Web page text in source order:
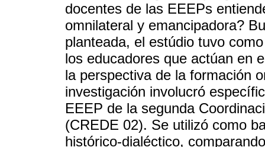
docentes de las EEEPs
omnilateral y emancipadora?
planteada, el estúdio tuvo
los educadores que actúan en
la perspectiva de la formación
investigación involucró
EEEP de la segunda
(CREDE 02). Se utilizó como
histórico-dialéctico,